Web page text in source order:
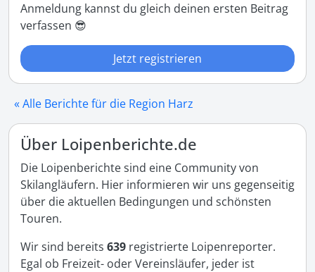
Anmeldung kannst du gleich deinen ersten Beitrag
verfassen 😎
Jetzt registrieren
« Alle Berichte für die Region Harz
Über Loipenberichte.de
Die Loipenberichte sind eine Community von
Skilangläufern. Hier informieren wir uns gegenseitig
über die aktuellen Bedingungen und schönsten
Touren.
Wir sind bereits 639 registrierte Loipenreporter.
Egal ob Freizeit- oder Vereinsläufer, jeder ist